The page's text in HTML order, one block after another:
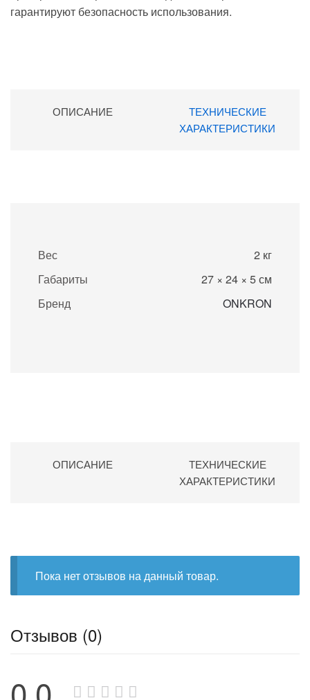
гарантируют безопасность использования.
ОПИСАНИЕ
ТЕХНИЧЕСКИЕ
ХАРАКТЕРИСТИКИ
Вес
2 кг
Габариты
27 × 24 × 5 см
Бренд
ONKRON
ОПИСАНИЕ
ТЕХНИЧЕСКИЕ
ХАРАКТЕРИСТИКИ
Пока нет отзывов на данный товар.
Отзывов (0)